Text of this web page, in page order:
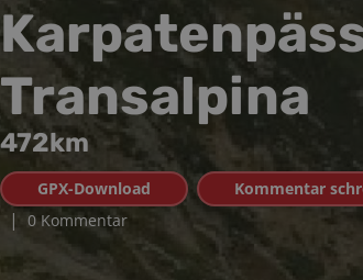
Transalpina
472km
GPX-Download Kommentar
| 0 Kommentar